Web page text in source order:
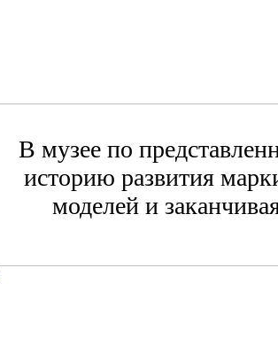
В музее по
историю развития
моделей и